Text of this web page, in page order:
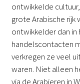
ontwikkelde
grote Arabische rijk
ontwikkelder dan
handelscontacten
verkregen ze veel
waren. Niet alleen
via de Arabieren in